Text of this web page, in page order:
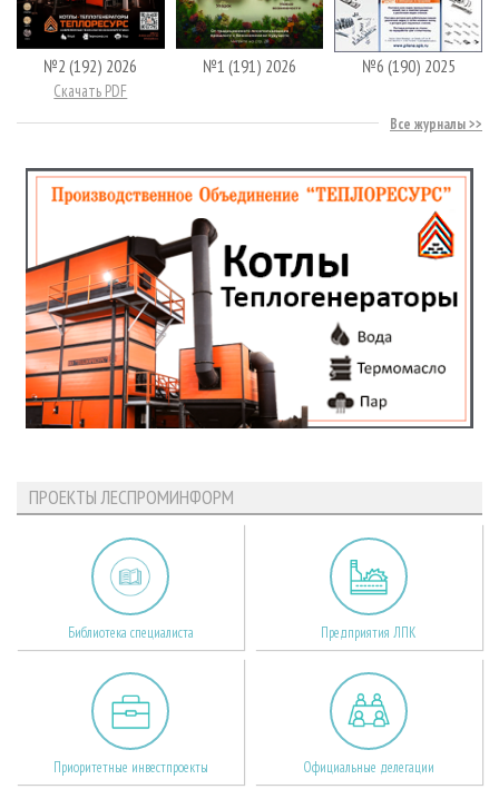
№2 (192) 2026
Скачать PDF
№1 (191) 2026 №6 (190) 2025
Все журналы
ПРОЕКТЫ ЛЕСПРОМИНФОРМ
Библиотека специалиста Предприятия ЛПК
Приоритетные инвестпроекты Официальные делегации